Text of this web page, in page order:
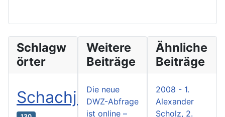
Schlagw
örter
Schachjugend
Weitere
Beiträge
Die neue
DWZ-Abfrage
ist online –
Ähnliche
Beiträge
2008 - 1.
Alexander
Scholz, 2.